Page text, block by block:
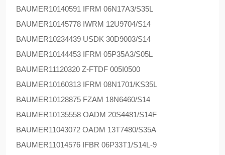
BAUMER10140591 IFRM 06N17A3/S35L
BAUMER10145778 IWRM 12U9704/S14
BAUMER10234439 USDK 30D9003/S14
BAUMER10144453 IFRM 05P35A3/S05L
BAUMER11120320 Z-FTDF 005I0500
BAUMER10160313 IFRM 08N1701/KS35L
BAUMER10128875 FZAM 18N6460/S14
BAUMER10135558 OADM 20S4481/S14F
BAUMER11043072 OADM 13T7480/S35A
BAUMER11014576 IFBR 06P33T1/S14L-9